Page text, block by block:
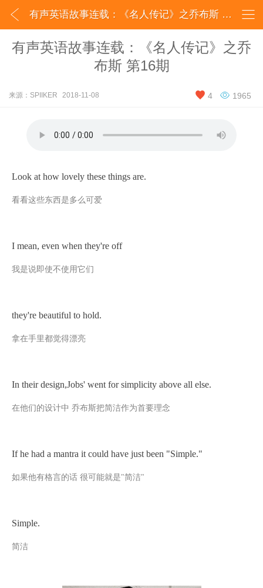
 有声英语故事连载：《名人传记》之乔布斯 第16期_SPIIKER 
有声英语故事连载：《名人传记》之乔
布斯 第16期
 1965
 4
来源：SPIIKER 2018-11-08
Look at how lovely these things are.
看看这些东西是多么可爱
I mean, even when they're off
我是说即使不使用它们
they're beautiful to hold.
拿在手里都觉得漂亮
In their design,Jobs' went for simplicity above all else.
在他们的设计中 乔布斯把简洁作为首要理念
If he had a mantra it could have just been "Simple."
如果他有格言的话 很可能就是"简洁"
Simple.
简洁